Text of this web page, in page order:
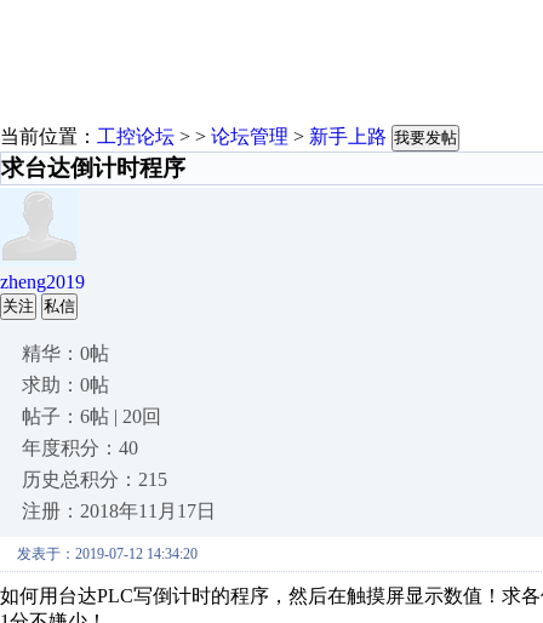
当前位置： 工控论坛 > > 论坛管理 > 新手上路 我要发帖
求台达倒计时程序
zheng2019
关注 私信
精华：0帖
求助：0帖
帖子：6帖 | 20回
年度积分：40
历史总积分：215
注册：2018年11月17日
发表于：2019-07-12 14:34:20
如何用台达PLC写倒计时的程序，然后在触摸屏显示数值！求